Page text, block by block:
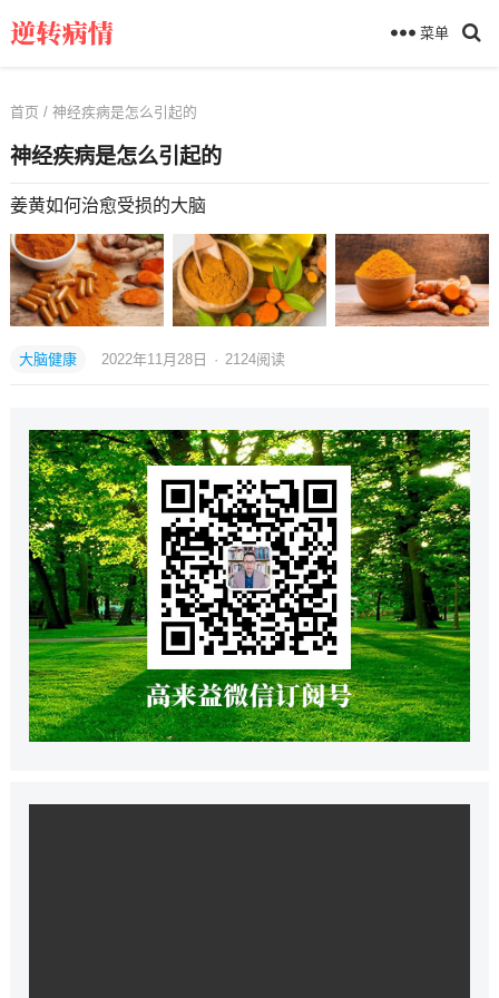
菜单
首页 / 神经疾病是怎么引起的
神经疾病是怎么引起的
姜黄如何治愈受损的大脑
大脑健康 2022年11月28日 · 2124阅读